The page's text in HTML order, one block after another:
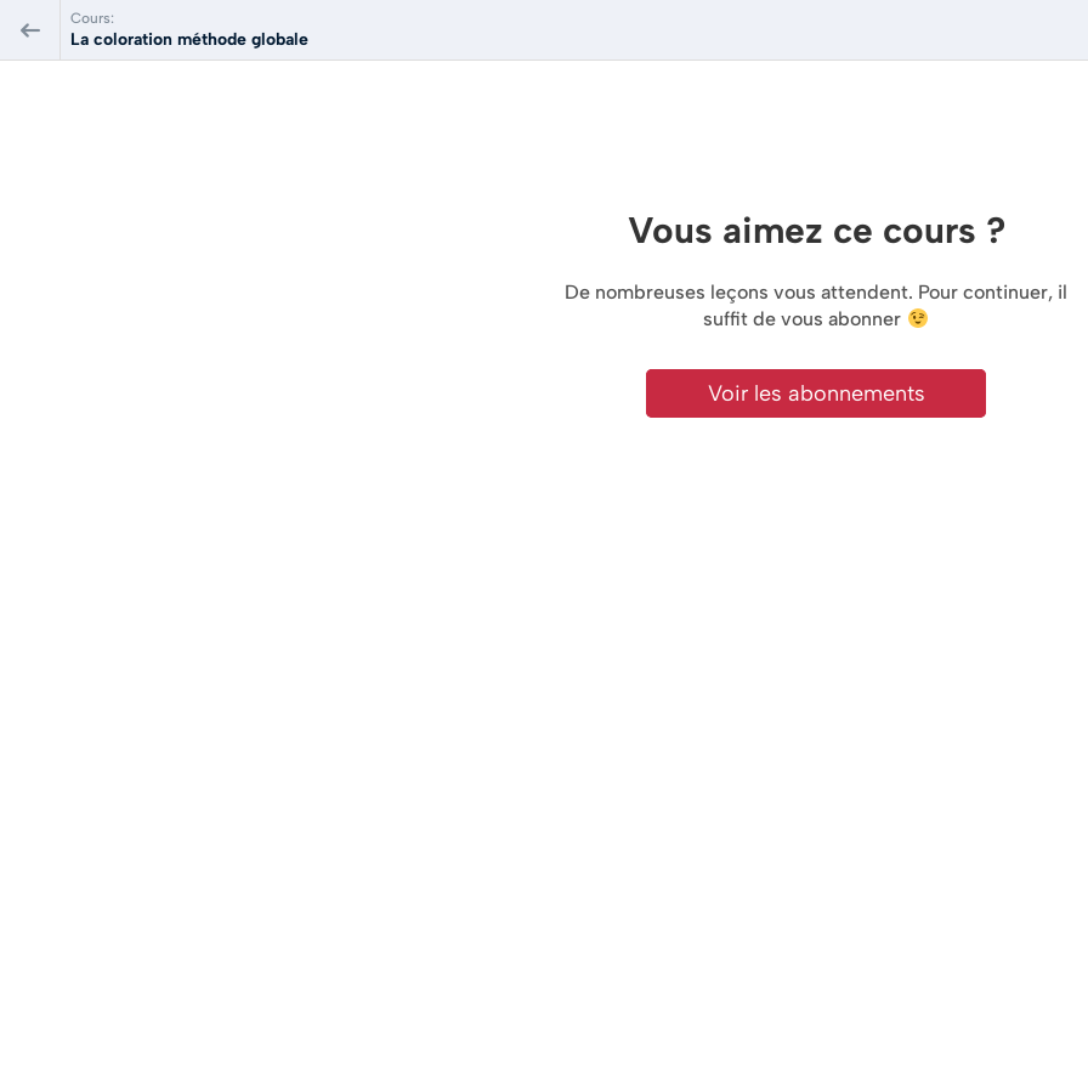
Cours:
La coloration méthode globale
Vous aimez ce cours ?
De nombreuses leçons vous attendent. Pour continuer, il
suffit de vous abonner
Voir les abonnements